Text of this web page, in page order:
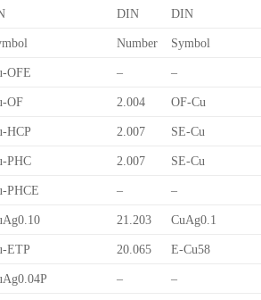
DIN DIN
Number Symbol
OFE – –
OF 2.004 OF-Cu
HCP 2.007 SE-Cu
PHC 2.007 SE-Cu
PHCE – –
21.203 CuAg0.1
ETP 20.065 E-Cu58
– –